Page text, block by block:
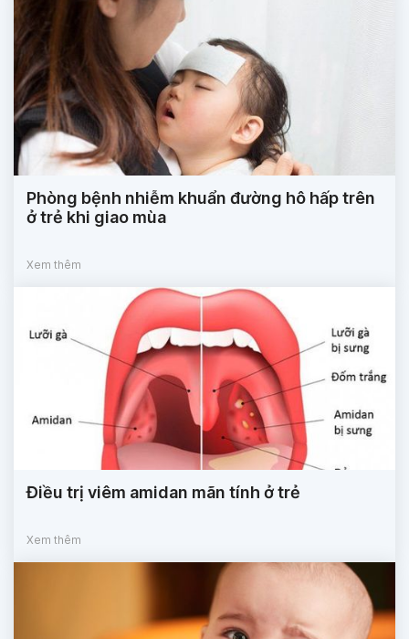
Phòng bệnh nhiễm khuẩn đường hô hấp trên
ở trẻ khi giao mùa
Xem thêm
Điều trị viêm amidan mãn tính ở trẻ
Xem thêm